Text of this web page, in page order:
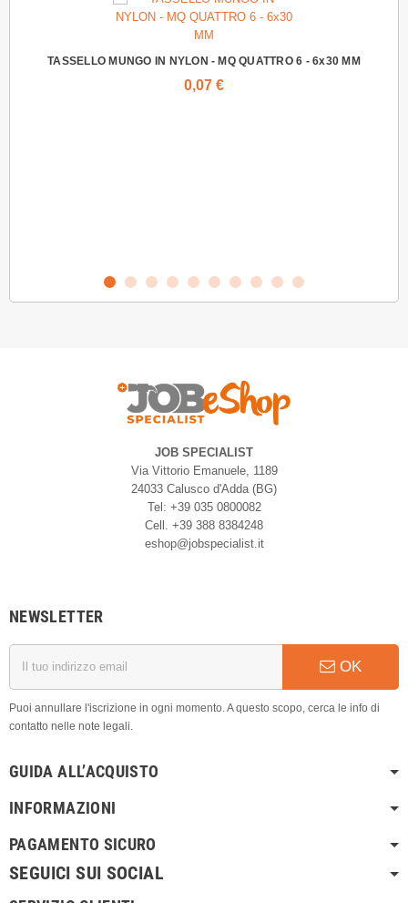
TASSELLO MUNGO IN NYLON - MQ QUATTRO 6 - 6x30 MM
0,07 €
JOB SPECIALIST
Via Vittorio Emanuele, 1189
24033 Calusco d'Adda (BG)
Tel: +39 035 0800082
Cell. +39 388 8384248
eshop@jobspecialist.it
NEWSLETTER
OK
Puoi annullare l'iscrizione in ogni momento. A questo scopo, cerca le info di
contatto nelle note legali.
GUIDA ALL’ACQUISTO
INFORMAZIONI
PAGAMENTO SICURO
SEGUICI SUI SOCIAL